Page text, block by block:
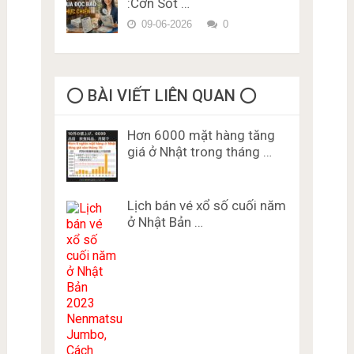
:Cơn Sốt …
09-06-2026 0
⭕️ BÀI VIẾT LIÊN QUAN ⭕️
Hơn 6000 mặt hàng tăng
giá ở Nhật trong tháng …
Lịch bán vé xổ số cuối năm
ở Nhật Bản …